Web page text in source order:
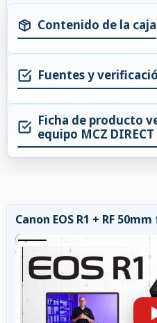
Contenido de la caja
Fuentes y
Ficha de producto
equipo MCZ DIRECT
Canon EOS R1 + RF